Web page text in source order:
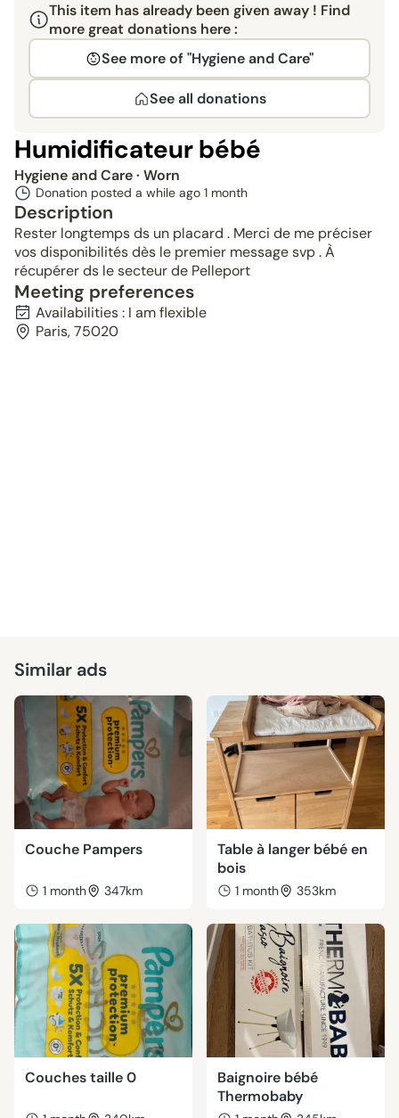
This item has already been given away ! Find
more great donations here :
See more of "Hygiene and Care"
See all donations
Humidificateur bébé
Hygiene and Care· Worn
Donation posted a while ago 1 month
Description
Rester longtemps ds un placard . Merci de me préciser
vos disponibilités dès le premier message svp . À
récupérer ds le secteur de Pelleport
Meeting preferences
Availabilities : I am flexible
Paris, 75020
Similar ads
Couche Pampers
1 month 347km
Table à langer bébé en
bois
1 month 353km
Couches taille 0
Baignoire bébé
Thermobaby